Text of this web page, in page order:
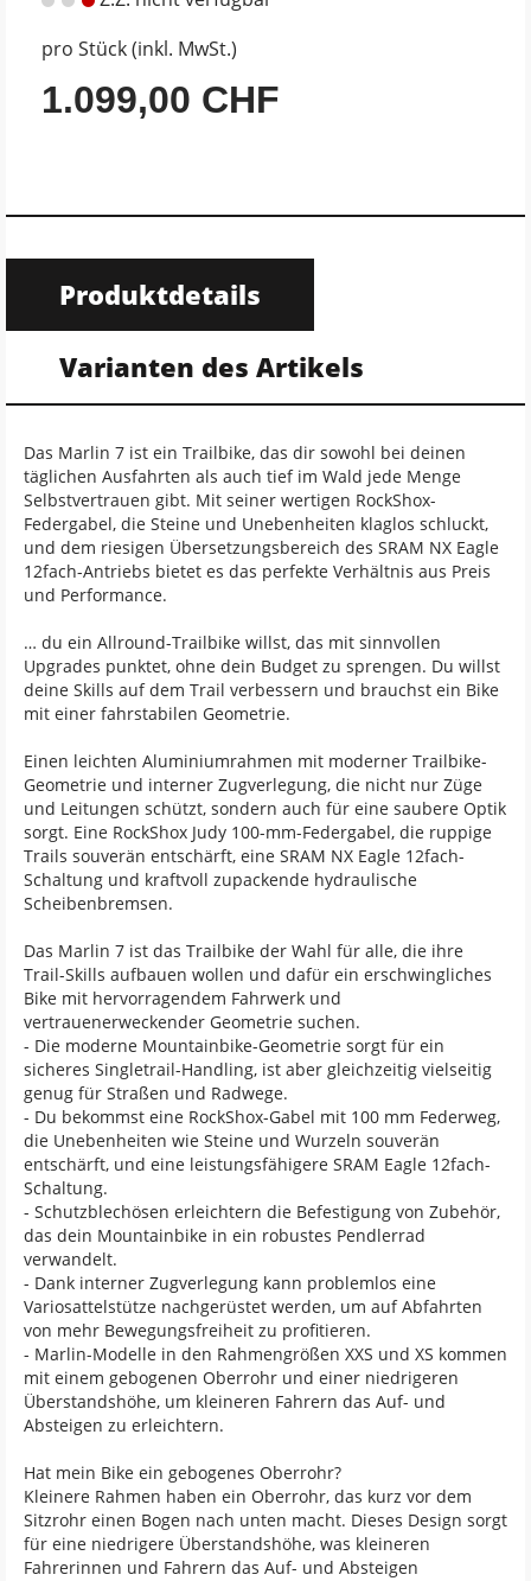
pro Stück (inkl. MwSt.)
1.099,00 CHF
Produktdetails
Varianten des Artikels
Das Marlin 7 ist ein Trailbike, das dir sowohl bei deinen
täglichen Ausfahrten als auch tief im Wald jede Menge
Selbstvertrauen gibt. Mit seiner wertigen RockShox-
Federgabel, die Steine und Unebenheiten klaglos schluckt,
und dem riesigen Übersetzungsbereich des SRAM NX Eagle
12fach-Antriebs bietet es das perfekte Verhältnis aus Preis
und Performance.
… du ein Allround-Trailbike willst, das mit sinnvollen
Upgrades punktet, ohne dein Budget zu sprengen. Du willst
deine Skills auf dem Trail verbessern und brauchst ein Bike
mit einer fahrstabilen Geometrie.
Einen leichten Aluminiumrahmen mit moderner Trailbike-
Geometrie und interner Zugverlegung, die nicht nur Züge
und Leitungen schützt, sondern auch für eine saubere Optik
sorgt. Eine RockShox Judy 100-mm-Federgabel, die ruppige
Trails souverän entschärft, eine SRAM NX Eagle 12fach-
Schaltung und kraftvoll zupackende hydraulische
Scheibenbremsen.
Das Marlin 7 ist das Trailbike der Wahl für alle, die ihre
Trail-Skills aufbauen wollen und dafür ein erschwingliches
Bike mit hervorragendem Fahrwerk und
vertrauenerweckender Geometrie suchen.
- Die moderne Mountainbike-Geometrie sorgt für ein
sicheres Singletrail-Handling, ist aber gleichzeitig vielseitig
genug für Straßen und Radwege.
- Du bekommst eine RockShox-Gabel mit 100 mm Federweg,
die Unebenheiten wie Steine und Wurzeln souverän
entschärft, und eine leistungsfähigere SRAM Eagle 12fach-
Schaltung.
- Schutzblechösen erleichtern die Befestigung von Zubehör,
das dein Mountainbike in ein robustes Pendlerrad
verwandelt.
- Dank interner Zugverlegung kann problemlos eine
Variosattelstütze nachgerüstet werden, um auf Abfahrten
von mehr Bewegungsfreiheit zu profitieren.
- Marlin-Modelle in den Rahmengrößen XXS und XS kommen
mit einem gebogenen Oberrohr und einer niedrigeren
Überstandshöhe, um kleineren Fahrern das Auf- und
Absteigen zu erleichtern.
Hat mein Bike ein gebogenes Oberrohr?
Kleinere Rahmen haben ein Oberrohr, das kurz vor dem
Sitzrohr einen Bogen nach unten macht. Dieses Design sorgt
für eine niedrigere Überstandshöhe, was kleineren
Fahrerinnen und Fahrern das Auf- und Absteigen